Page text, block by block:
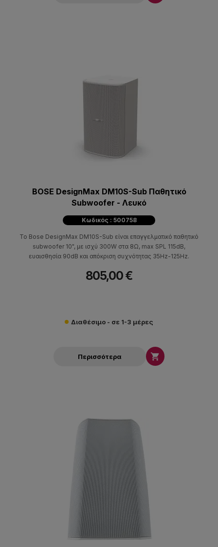
BOSE DesignMax DM10S-Sub Παθητικό
Subwoofer - Λευκό
Κωδικός : 500758
Το Bose DesignMax DM10S-Sub είναι επαγγελματικό παθητικό
subwoofer 10", με ισχύ 300W στα 8Ω, max SPL 115dB,
ευαισθησία 90dB και απόκριση συχνότητας 35Hz-125Hz.
805,00 €
Διαθέσιμο - σε 1-3 μέρες
Περισσότερα 